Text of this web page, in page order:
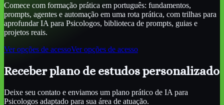
Comece com formação prática em português: fundamentos,
prompts, agentes e automação em uma rota prática, com trilhas para
aprofundarIA para Psicologos, biblioteca de prompts, guias e
projetos reais.
Ver opções de acessoVer opções de acesso
Receber plano de estudos personalizado
Deixe seu contato e enviamos um plano prático de IA para
Psicologos adaptado para sua área de atuação.